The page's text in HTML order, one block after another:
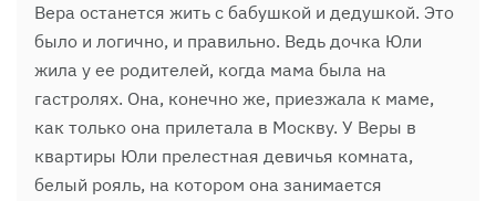
Вера останется жить с бабушкой и дедушкой. Это
было и логично, и правильно. Ведь дочка Юли
жила у ее родителей, когда мама была на
гастролях. Она, конечно же, приезжала к маме,
как только она прилетала в Москву. У Веры в
квартиры Юли прелестная девичья комната,
белый рояль, на котором она занимается